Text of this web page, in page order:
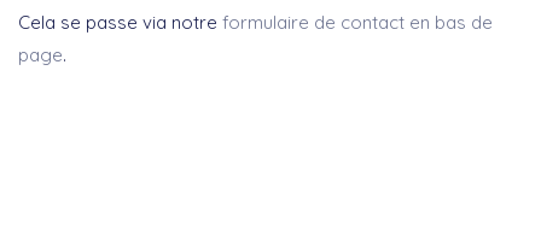
Cela se passe via notre formulaire de contact en bas de
page.